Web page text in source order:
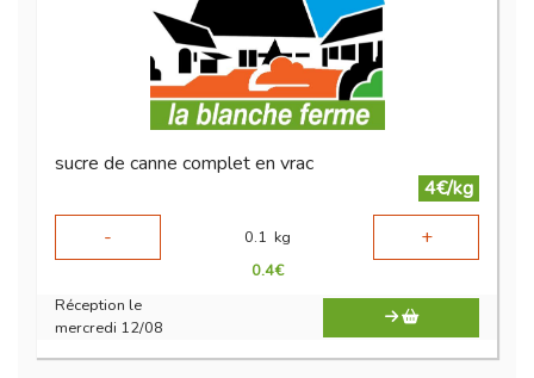
sucre de canne complet en vrac
4€/kg
-
0.1 kg +
0.4€
Réception le
mercredi 12/08